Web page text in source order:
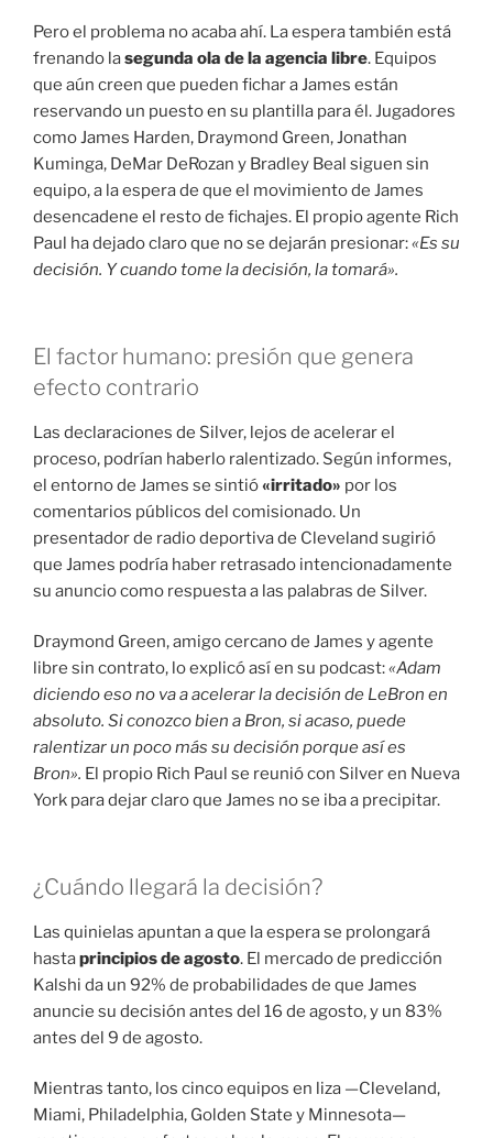
Pero el problema no acaba ahí. La espera también está
frenando lasegunda ola de la agencia libre. Equipos
que aún creen que pueden fichar a James están
reservando un puesto en su plantilla para él . Jugadores
como James Harden, Draymond Green, Jonathan
Kuminga, DeMar DeRozan y Bradley Beal siguen sin
equipo, a la espera de que el movimiento de James
desencadene el resto de fichajes. El propio agente Rich
Paul ha dejado claro que no se dejarán presionar:«Es su
decisión. Y cuando tome la decisión, la tomará».
El factor humano: presión que genera
efecto contrario
Las declaraciones de Silver, lejos de acelerar el
proceso, podrían haberlo ralentizado. Según informes,
el entorno de James se sintió«irritado» por los
comentarios públicos del comisionado. Un
presentador de radio deportiva de Cleveland sugirió
que James podría haber retrasado intencionadamente
su anuncio como respuesta a las palabras de Silver.
Draymond Green, amigo cercano de James y agente
libre sin contrato, lo explicó así en su podcast:«Adam
diciendo eso no va a acelerar la decisión de LeBron en
absoluto. Si conozco bien a Bron, si acaso, puede
ralentizar un poco más su decisión porque así es
Bron». El propio Rich Paul se reunió con Silver en Nueva
York para dejar claro que James no se iba a precipitar.
¿Cuándo llegará la decisión?
Las quinielas apuntan a que la espera se prolongará
hastaprincipios de agosto. El mercado de predicción
Kalshi da un 92% de probabilidades de que James
anuncie su decisión antes del 16 de agosto, y un 83%
antes del 9 de agosto.
Mientras tanto, los cinco equipos en liza —Cleveland,
Miami, Philadelphia, Golden State y Minnesota—